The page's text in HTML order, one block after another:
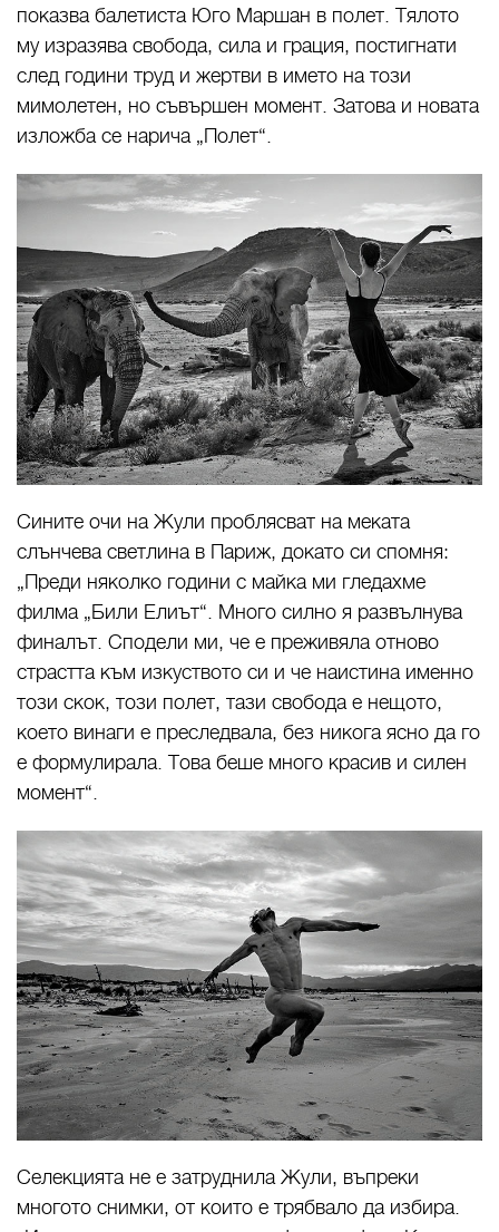
показва балетиста Юго Маршан в полет. Тялото
му изразява свобода, сила и грация, постигнати
след години труд и жертви в името на този
мимолетен, но съвършен момент. Затова и новата
изложба се нарича „Полет“.
Сините очи на Жули проблясват на меката
слънчева светлина в Париж, докато си спомня:
„Преди няколко години с майка ми гледахме
филма „Били Елиът“. Много силно я развълнува
финалът. Сподели ми, че е преживяла отново
страстта към изкуството си и че наистина именно
този скок, този полет, тази свобода е нещото,
което винаги е преследвала, без никога ясно да го
е формулирала. Това беше много красив и силен
момент“.
Селекцията не е затруднила Жули, въпреки
многото снимки, от които е трябвало да избира.